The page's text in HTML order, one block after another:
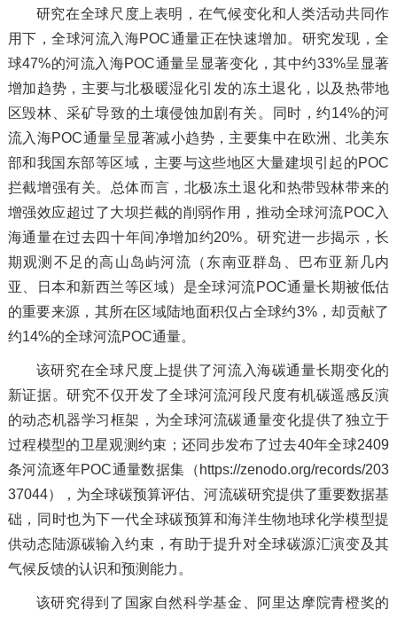
研究在全球尺度上表明，在气候变化和人类活动共同作
用下，全球河流入海POC通量正在快速增加。研究发现，全
球47%的河流入海POC通量呈显著变化，其中约33%呈显著
增加趋势，主要与北极暖湿化引发的冻土退化，以及热带地
区毁林、采矿导致的土壤侵蚀加剧有关。同时，约14%的河
流入海POC通量呈显著减小趋势，主要集中在欧洲、北美东
部和我国东部等区域，主要与这些地区大量建坝引起的POC
拦截增强有关。总体而言，北极冻土退化和热带毁林带来的
增强效应超过了大坝拦截的削弱作用，推动全球河流POC入
海通量在过去四十年间净增加约20%。研究进一步揭示，长
期观测不足的高山岛屿河流（东南亚群岛、巴布亚新几内
亚、日本和新西兰等区域）是全球河流POC通量长期被低估
的重要来源，其所在区域陆地面积仅占全球约3%，却贡献了
约14%的全球河流POC通量。
该研究在全球尺度上提供了河流入海碳通量长期变化的
新证据。研究不仅开发了全球河流河段尺度有机碳遥感反演
的动态机器学习框架，为全球河流碳通量变化提供了独立于
过程模型的卫星观测约束；还同步发布了过去40年全球2409
条河流逐年POC通量数据集（https://zenodo.org/records/203
37044），为全球碳预算评估、河流碳研究提供了重要数据基
础，同时也为下一代全球碳预算和海洋生物地球化学模型提
供动态陆源碳输入约束，有助于提升对全球碳源汇演变及其
气候反馈的认识和预测能力。
该研究得到了国家自然科学基金、阿里达摩院青橙奖的